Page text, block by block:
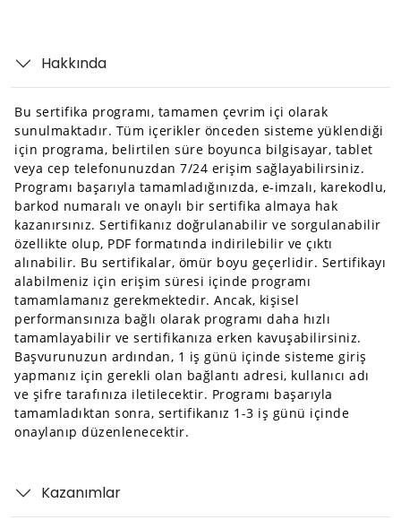
Hakkında
Bu sertifika programı, tamamen çevrim içi olarak
sunulmaktadır. Tüm içerikler önceden sisteme yüklendiği
için programa, belirtilen süre boyunca bilgisayar, tablet
veya cep telefonunuzdan 7/24 erişim sağlayabilirsiniz.
Programı başarıyla tamamladığınızda, e-imzalı, karekodlu,
barkod numaralı ve onaylı bir sertifika almaya hak
kazanırsınız. Sertifikanız doğrulanabilir ve sorgulanabilir
özellikte olup, PDF formatında indirilebilir ve çıktı
alınabilir. Bu sertifikalar, ömür boyu geçerlidir. Sertifikayı
alabilmeniz için erişim süresi içinde programı
tamamlamanız gerekmektedir. Ancak, kişisel
performansınıza bağlı olarak programı daha hızlı
tamamlayabilir ve sertifikanıza erken kavuşabilirsiniz.
Başvurunuzun ardından, 1 iş günü içinde sisteme giriş
yapmanız için gerekli olan bağlantı adresi, kullanıcı adı
ve şifre tarafınıza iletilecektir. Programı başarıyla
tamamladıktan sonra, sertifikanız 1-3 iş günü içinde
onaylanıp düzenlenecektir.
Kazanımlar